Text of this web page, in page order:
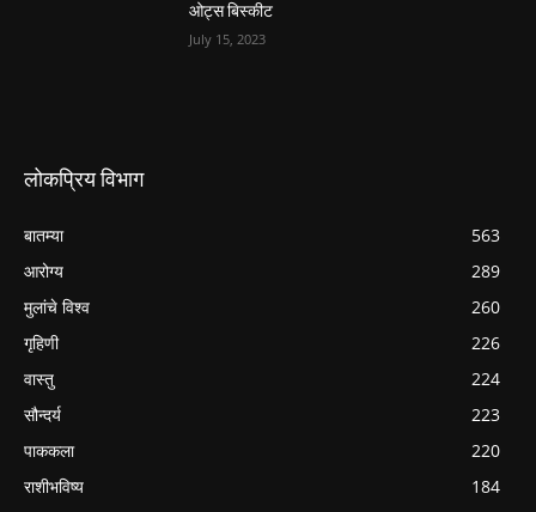
ओट्स बिस्कीट
July 15, 2023
लोकप्रिय विभाग
बातम्या
563
आरोग्य
289
मुलांचे विश्व
260
गृहिणी
226
वास्तु
224
सौन्दर्य
223
पाककला
220
राशीभविष्य
184